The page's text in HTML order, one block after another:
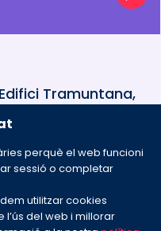
perquè el web funcioni
sessió o completar
utilitzar cookies
del web i millorar
Tramuntana,
08023 Barcelona